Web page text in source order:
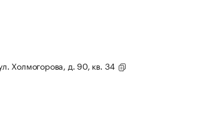
Холмогорова, д. 90, кв. 34